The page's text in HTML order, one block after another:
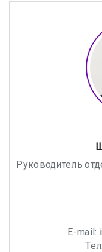
Руководитель
E-mail:
Тел: